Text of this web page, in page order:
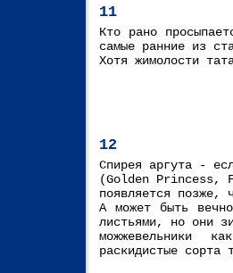
11
Кто рано
самые ранние из
Хотя жимолости
12
Спирея аргута -
(Golden Princess,
появляется позже,
А может быть
листьями, но они
можжевельники
раскидистые сорта